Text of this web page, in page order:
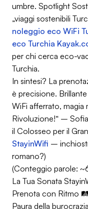
umbre. Spotlight
„viaggi sostenibili
noleggio eco WiFi
eco Turchia
per chi cerca eco-
Turchia.
In sintesi? La
è precisione.
WiFi afferrato, magia
Rivoluzione!“ –
il Colosseo per il
StayinWifi –
romano?)
(Conteggio parole:
La Tua Sonata
Prenota con Ritmo
Paura della